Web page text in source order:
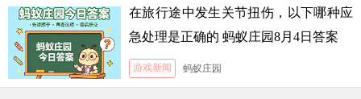
在旅行途中发生关节扭伤，以下哪种应
急处理是正确的 蚂蚁庄园8月4日答案
游戏新闻 蚂蚁庄园